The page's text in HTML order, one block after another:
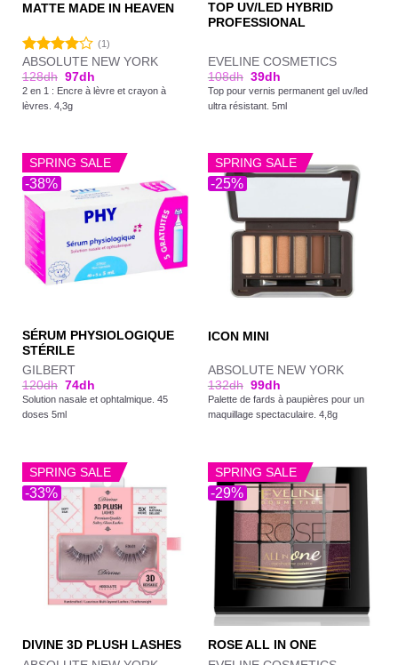
MATTE MADE IN HEAVEN
Note
4.00sur
5
(1)
ABSOLUTE NEW YORK
128dh 97dh
2 en 1 : Encre à lèvre et crayon à
lèvres. 4,3g
TOP UV/LED HYBRID
PROFESSIONAL
EVELINE COSMETICS
108dh 39dh
Top pour vernis permanent gel uv/led
ultra résistant. 5ml
-38%
SPRING SALE
SÉRUM PHYSIOLOGIQUE
STÉRILE
GILBERT
120dh 74dh
Solution nasale et ophtalmique. 45
doses 5ml
-25%
SPRING SALE
ICON MINI
ABSOLUTE NEW YORK
132dh 99dh
Palette de fards à paupières pour un
maquillage spectaculaire. 4,8g
-33%
SPRING SALE
DIVINE 3D PLUSH LASHES
-29%
SPRING SALE
ROSE ALL IN ONE